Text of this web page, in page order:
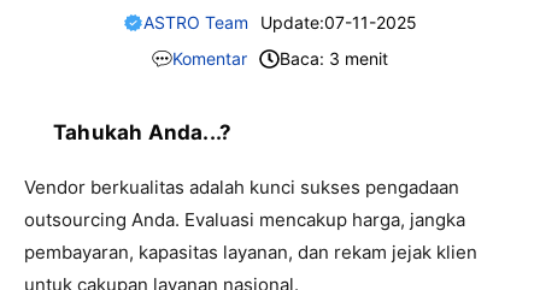
ASTRO Team Update:07-11-2025
Komentar
Baca: 3 menit
Tahukah Anda...?
Vendor berkualitas adalah kunci sukses pengadaan
outsourcing Anda. Evaluasi mencakup harga, jangka
pembayaran, kapasitas layanan, dan rekam jejak klien
untuk cakupan layanan nasional.